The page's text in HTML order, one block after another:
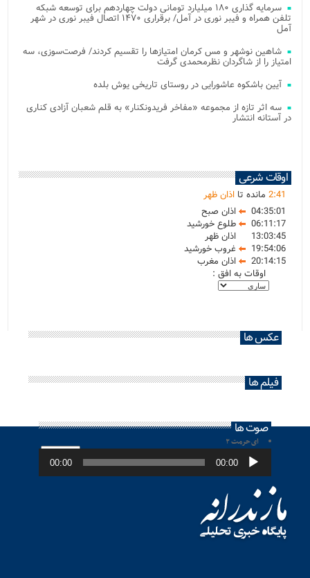
سرمایه گذاری ۱۸۰ میلیارد تومانی دولت چهاردهم برای توسعه شبکه
تلفن همراه و فیبر نوری در آمل/ برقراری ۱۴۷۰ اتصال فیبر نوری در شهر
آمل
شاهین نوشهر و مس کرمان امتیازها را تقسیم کردند/ فرصت‌سوزی، سه
امتیاز را از شاگردان نظرمحمدی گرفت
آیین باشکوه عاشورایی در روستای تاریخی یوش بلده
سه اثر تازه از مجموعه «مفاخر فریدونکنار» به قلم شعبان آزادی کناری
در آستانه انتشار
اوقات شرعی
2:41 مانده تااذان ظهر
04:35:01
اذان صبح
06:11:17
طلوع خورشید
13:03:45
اذان ظهر
19:54:06
غروب خورشید
20:14:15
اذان مغرب
اوقات به افق :
عکس ها
فیلم ها
صوت ها
ای حرمت ۲
پخش‌کننده
صوت 00:00
00:00